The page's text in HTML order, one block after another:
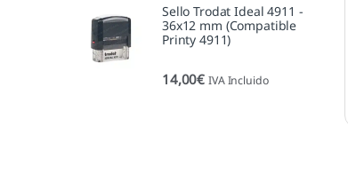
Sello Trodat Ideal 4911 -
36x12 mm (Compatible
Printy 4911)
14,00€ IVA Incluido